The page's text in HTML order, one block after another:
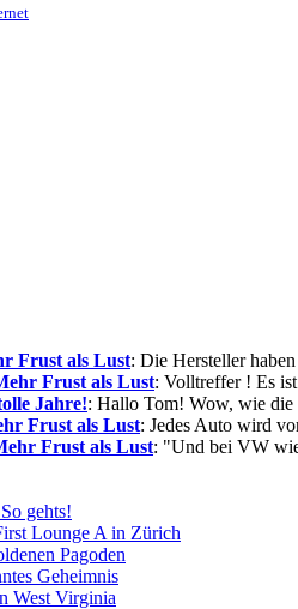
Frust als Lust: Die Hersteller
Frust als Lust: Volltreffer ! Es
Jahre!: Hallo Tom! Wow, wie die
Frust als Lust: Jedes Auto wird
Frust als Lust: "Und bei VW
gehts!
Lounge A in Zürich
Pagoden
Geheimnis
West Virginia